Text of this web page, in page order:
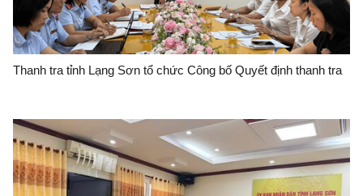
Thanh tra tỉnh Lạng Sơn tổ chức Công bố Quyết định thanh tra